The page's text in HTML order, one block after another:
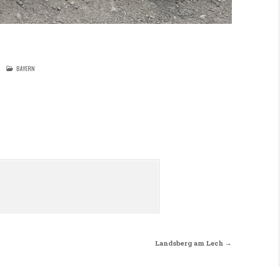
ON AMMERSEE
POSTED IN
BAYERN
Landsberg am Lech →